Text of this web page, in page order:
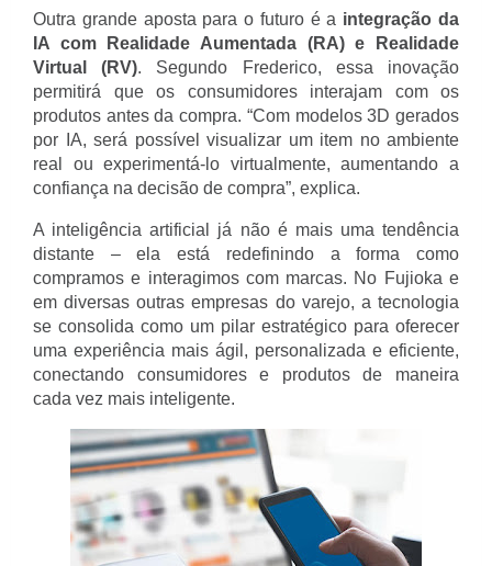
Outra grande aposta para o futuro é a integração da
IA com Realidade Aumentada (RA) e Realidade
Virtual (RV). Segundo Frederico, essa inovação
permitirá que os consumidores interajam com os
produtos antes da compra. “Com modelos 3D gerados
por IA, será possível visualizar um item no ambiente
real ou experimentá-lo virtualmente, aumentando a
confiança na decisão de compra”, explica.
A inteligência artificial já não é mais uma tendência
distante – ela está redefinindo a forma como
compramos e interagimos com marcas. No Fujioka e
em diversas outras empresas do varejo, a tecnologia
se consolida como um pilar estratégico para oferecer
uma experiência mais ágil, personalizada e eficiente,
conectando consumidores e produtos de maneira
cada vez mais inteligente.